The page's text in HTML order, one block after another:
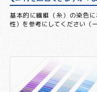
基本的に繊維（糸）の染色
性）を参考にしてください（